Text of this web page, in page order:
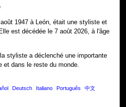
1947 à León, était une styliste et
est décédée le 7 août 2026, à l'âge
styliste a déclenché une importante
et dans le reste du monde.
Deutsch Italiano Português 中文